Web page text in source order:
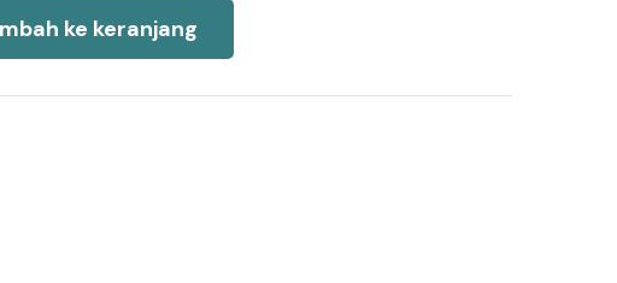
ke keranjang